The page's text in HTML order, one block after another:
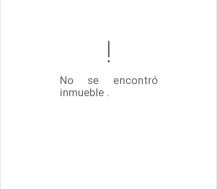
No se encontró
inmueble .